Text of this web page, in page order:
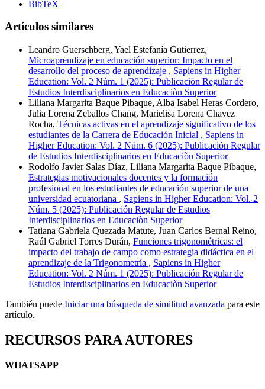
BibTeX
Artículos similares
Leandro Guerschberg, Yael Estefanía Gutierrez,
Microaprendizaje en educación superior: Impacto en el
desarrollo del proceso de aprendizaje , Sapiens in Higher
Education: Vol. 2 Núm. 1 (2025): Publicación Regular de
Estudios Interdisciplinarios en Educaciòn Superior
Liliana Margarita Baque Pibaque, Alba Isabel Heras Cordero,
Julia Lorena Zeballos Chang, Marielisa Lorena Chavez
Rocha, Técnicas activas en el aprendizaje significativo de los
estudiantes de la Carrera de Educación Inicial , Sapiens in
Higher Education: Vol. 2 Núm. 6 (2025): Publicación Regular
de Estudios Interdisciplinarios en Educaciòn Superior
Rodolfo Javier Salas Díaz, Liliana Margarita Baque Pibaque,
Estrategias motivacionales docentes y la formación
profesional en los estudiantes de educación superior de una
universidad ecuatoriana , Sapiens in Higher Education: Vol. 2
Núm. 5 (2025): Publicación Regular de Estudios
Interdisciplinarios en Educaciòn Superior
Tatiana Gabriela Quezada Matute, Juan Carlos Bernal Reino,
Raúl Gabriel Torres Durán, Funciones trigonométricas: el
impacto del trabajo de campo como estrategia didáctica en el
aprendizaje de la Trigonometría , Sapiens in Higher
Education: Vol. 2 Núm. 1 (2025): Publicación Regular de
Estudios Interdisciplinarios en Educaciòn Superior
También puede Iniciar una búsqueda de similitud avanzada para este
artículo.
RECURSOS PARA AUTORES
WHATSAPP